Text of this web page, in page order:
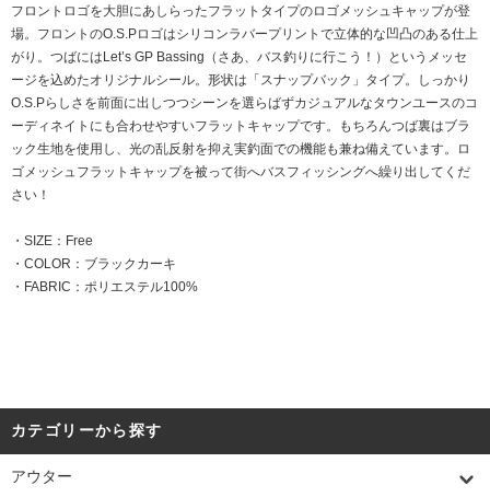
フロントロゴを大胆にあしらったフラットタイプのロゴメッシュキャップが登
場。フロントのO.S.Pロゴはシリコンラバープリントで立体的な凹凸のある仕上
がり。つばにはLet’s GP Bassing（さあ、バス釣りに行こう！）というメッセ
ージを込めたオリジナルシール。形状は「スナップバック」タイプ。しっかり
O.S.Pらしさを前面に出しつつシーンを選らばずカジュアルなタウンユースのコ
ーディネイトにも合わせやすいフラットキャップです。もちろんつば裏はブラ
ック生地を使用し、光の乱反射を抑え実釣面での機能も兼ね備えています。ロ
ゴメッシュフラットキャップを被って街へバスフィッシングへ繰り出してくだ
さい！
・SIZE：Free
・COLOR：ブラックカーキ
・FABRIC：ポリエステル100%
カテゴリーから探す
アウター